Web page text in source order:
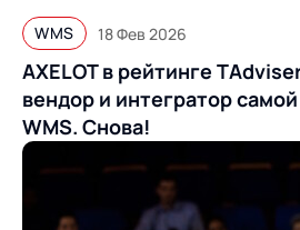
WMS 18 Фев 2026
AXELOT в рейтинге
вендор и интегратор
WMS. Снова!